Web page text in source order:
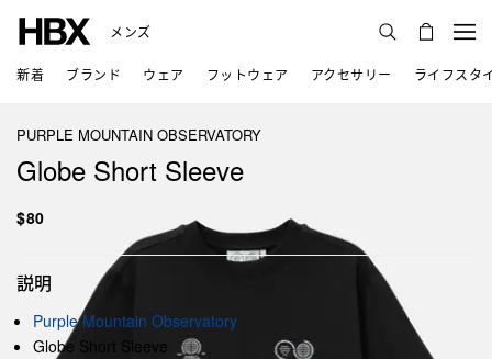
メンズ
新着 ブランド ウェア フットウェア アクセサリー ライフスタ
PURPLE MOUNTAIN OBSERVATORY
Globe Short Sleeve
$80
説明
Purple Mountain Observatory
Globe Short Sleeve